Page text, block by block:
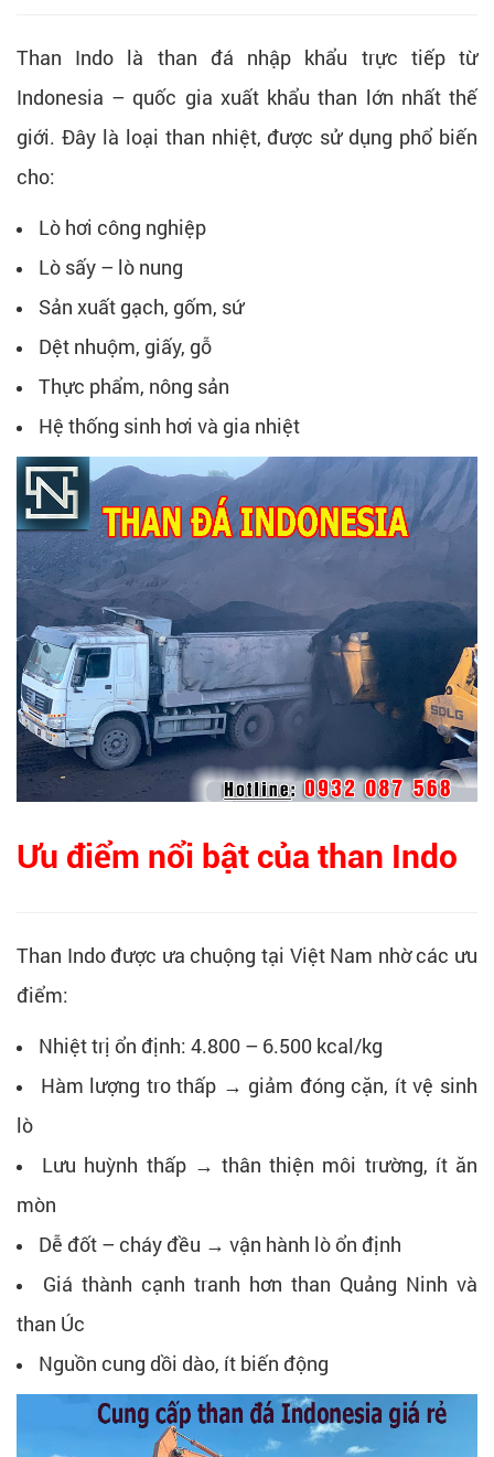
Than Indo là than đá nhập khẩu trực tiếp từ
Indonesia – quốc gia xuất khẩu than lớn nhất thế
giới. Đây là loại than nhiệt, được sử dụng phổ biến
cho:
Lò hơi công nghiệp
Lò sấy – lò nung
Sản xuất gạch, gốm, sứ
Dệt nhuộm, giấy, gỗ
Thực phẩm, nông sản
Hệ thống sinh hơi và gia nhiệt
Ưu điểm nổi bật của than Indo
Than Indo được ưa chuộng tại Việt Nam nhờ các ưu
điểm:
Nhiệt trị ổn định: 4.800 – 6.500 kcal/kg
Hàm lượng tro thấp → giảm đóng cặn, ít vệ sinh
lò
Lưu huỳnh thấp → thân thiện môi trường, ít ăn
mòn
Dễ đốt – cháy đều → vận hành lò ổn định
Giá thành cạnh tranh hơn than Quảng Ninh và
than Úc
Nguồn cung dồi dào, ít biến động